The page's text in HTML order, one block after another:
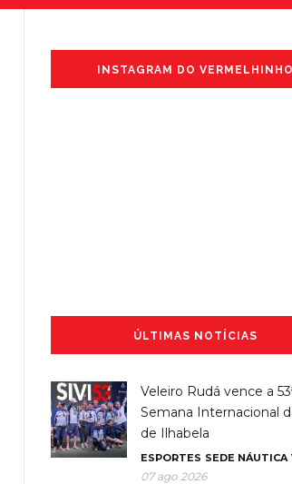
INSTAGRAM DO VERMELHINHO
ÚLTIMAS NOTÍCIAS
Veleiro Rudá vence a
Semana Internacional
de Ilhabela
ESPORTES SEDE NÁUTICA
07 ago 2026